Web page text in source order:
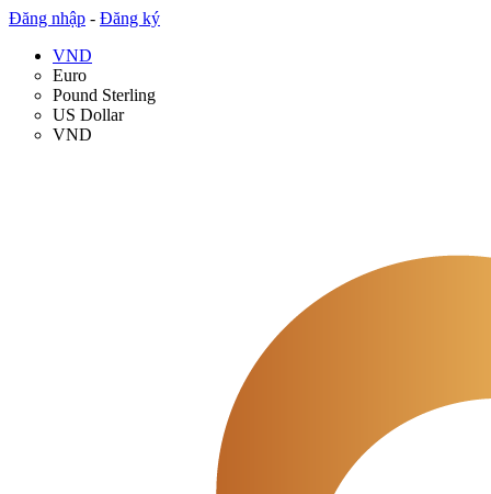
Đăng nhập - Đăng ký
VND
Euro
Pound Sterling
US Dollar
VND